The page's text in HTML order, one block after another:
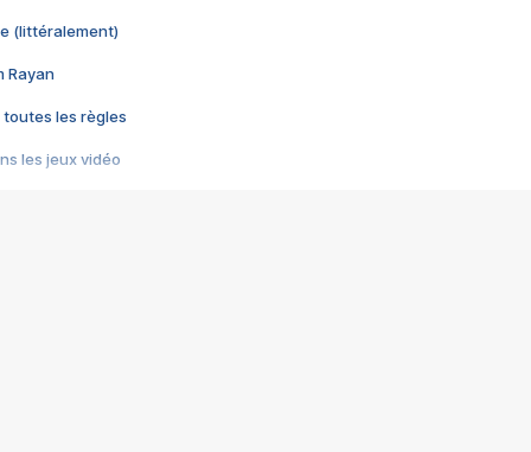
(littéralement)
Rayan
toutes les règles
les jeux vidéo